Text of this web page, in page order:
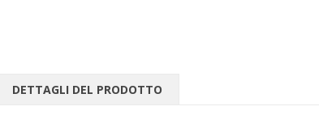
DETTAGLI DEL PRODOTTO